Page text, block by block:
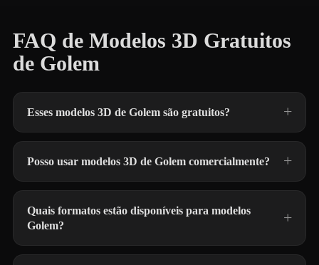
FAQ de Modelos 3D Gratuitos
de Golem
Esses modelos 3D de Golem são gratuitos?
Posso usar modelos 3D de Golem comercialmente?
Quais formatos estão disponíveis para modelos
Golem?